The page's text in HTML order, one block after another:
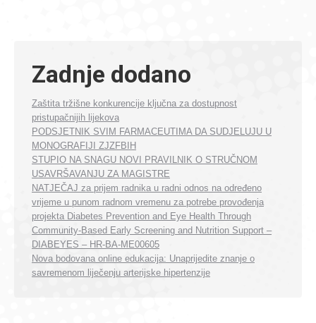
Zadnje dodano
Zaštita tržišne konkurencije ključna za dostupnost
pristupačnijih lijekova
PODSJETNIK SVIM FARMACEUTIMA DA SUDJELUJU U
MONOGRAFIJI ZJZFBIH
STUPIO NA SNAGU NOVI PRAVILNIK O STRUČNOM
USAVRŠAVANJU ZA MAGISTRE
NATJEČAJ za prijem radnika u radni odnos na određeno
vrijeme u punom radnom vremenu za potrebe provođenja
projekta Diabetes Prevention and Eye Health Through
Community-Based Early Screening and Nutrition Support –
DIABEYES – HR-BA-ME00605
Nova bodovana online edukacija: Unaprijedite znanje o
savremenom liječenju arterijske hipertenzije